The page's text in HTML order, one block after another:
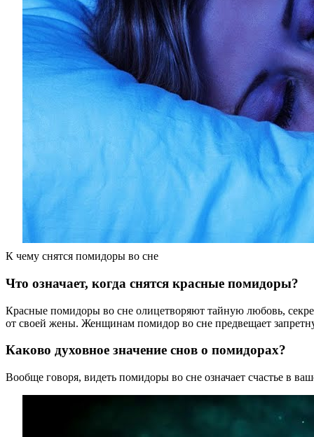
К чему снятся помидоры во сне
Что означает, когда снятся красные помидоры?
Красные помидоры во сне олицетворяют тайную любовь,
от своей жены. Женщинам помидор во сне предвещает
Каково духовное значение снов о помидорах?
Вообще говоря, видеть помидоры во сне означает счастье в